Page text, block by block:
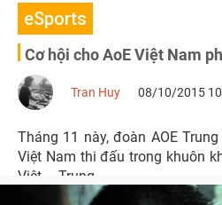
eSports
Cơ hội cho AoE Việt Nam
Tran Huy 08/10/2015
Tháng 11 này, đoàn AOE
Việt Nam thi đấu trong khuôn
Việt – Trung.